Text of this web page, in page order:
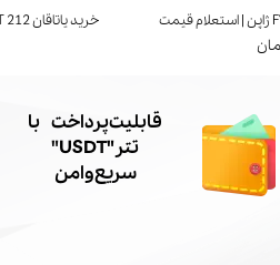
خرید یاتاقان UCT 212 | برند FYH ژاپن | استعلام قیمت
​قابلیت پرداخت با
تتر"USDT"
سریع و امن